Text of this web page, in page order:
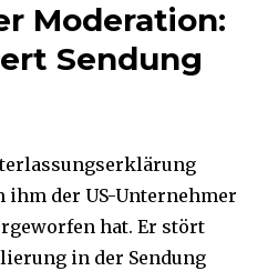
Moderation:
Sendung
ihm der US-Unternehmer
hat. Er stört
in der Sendung